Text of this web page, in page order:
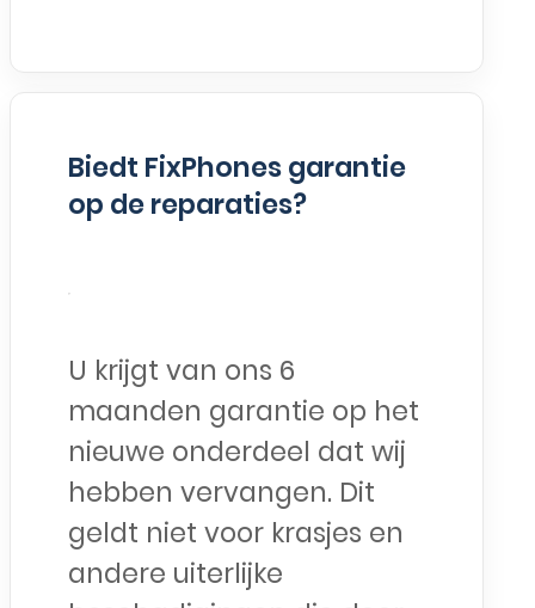
Biedt FixPhones garantie
op de reparaties?
U krijgt van ons 6
maanden garantie op het
nieuwe onderdeel dat wij
hebben vervangen. Dit
geldt niet voor krasjes en
andere uiterlijke